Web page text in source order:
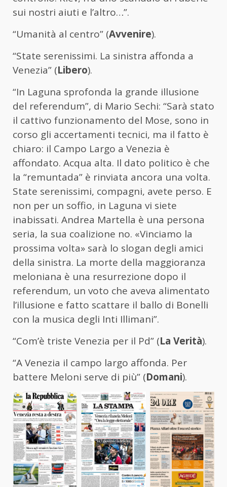
sui nostri aiuti e l’altro…”.
“Umanità al centro” (Avvenire).
“State serenissimi. La sinistra affonda a
Venezia” (Libero).
“In Laguna sprofonda la grande illusione
del referendum”, di Mario Sechi: “Sarà stato
il cattivo funzionamento del Mose, sono in
corso gli accertamenti tecnici, ma il fatto è
chiaro: il Campo Largo a Venezia è
affondato. Acqua alta. Il dato politico è che
la “remuntada” è rinviata ancora una volta.
State serenissimi, compagni, avete perso. E
non per un soffio, in Laguna vi siete
inabissati. Andrea Martella è una persona
seria, la sua coalizione no. «Vinciamo la
prossima volta» sarà lo slogan degli amici
della sinistra. La morte della maggioranza
meloniana è una resurrezione dopo il
referendum, un voto che aveva alimentato
l’illusione e fatto scattare il ballo di Bonelli
con la musica degli Inti Illimani”.
“Com’è triste Venezia per il Pd” (La Verità).
“A Venezia il campo largo affonda. Per
battere Meloni serve di più” (Domani).